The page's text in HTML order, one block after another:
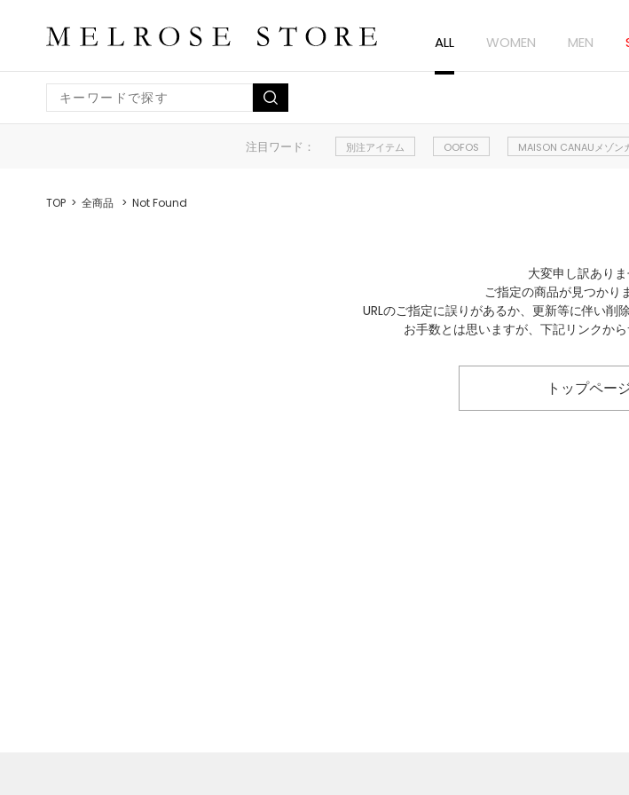
ALL WOMEN MEN
注目ワード： 別注アイテム OOFOS MAISON CANAUメゾン
TOP 全商品 Not Found
大変申し訳ありま
ご指定の商品が見つかり
URLのご指定に誤りがあるか、更新等に伴い削
お手数とは思いますが、下記リンクか
トップペー